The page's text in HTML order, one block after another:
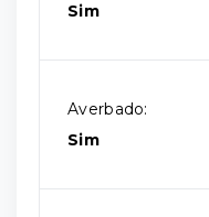
Sim
Averbado:
Sim